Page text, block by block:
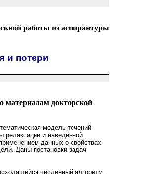
работы из аспирантуры
и потери
материалам докторской
модель течений
релаксации и наведённой
данных о свойствах
Даны постановки задач
численный алгоритм,